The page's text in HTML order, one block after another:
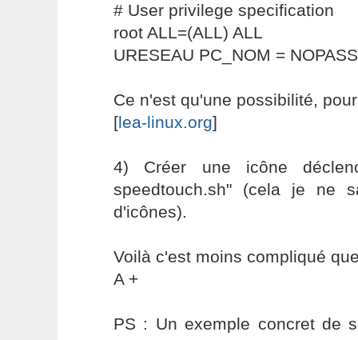
# User privilege specification
root ALL=(ALL) ALL
URESEAU PC_NOM =
Ce n'est qu'une possibilité,
[lea-linux.org]
4) Créer une icône
speedtouch.sh" (cela je ne
d'icônes).
Voilà c'est moins compliqué
A +
PS : Un exemple concret de